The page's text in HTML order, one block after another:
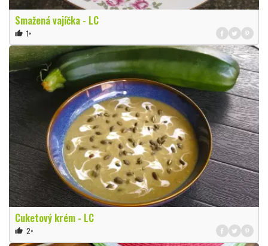
Smažená vajíčka - LC
thumb_up 1×
Cuketový krém - LC
thumb_up 2×